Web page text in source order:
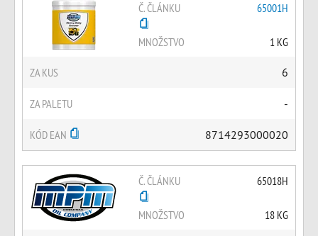
Č. ČLÁNKU 65001H
MNOŽSTVO 1 KG
ZA KUS 6
ZA PALETU -
KÓD EAN 8714293000020
Č. ČLÁNKU 65018H
MNOŽSTVO 18 KG